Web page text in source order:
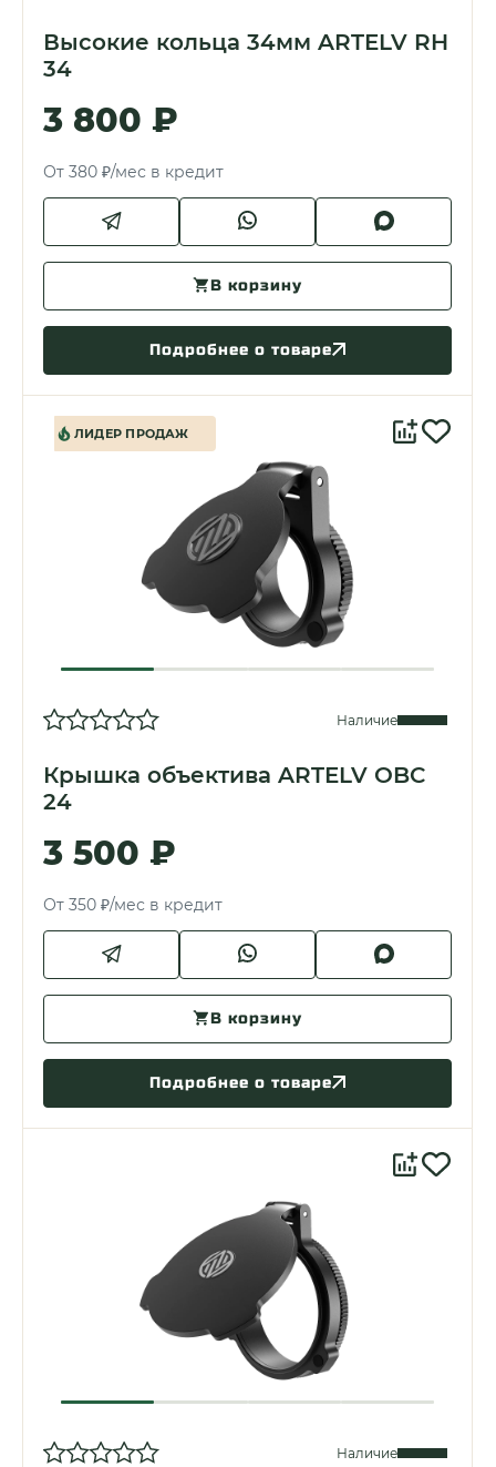
Высокие кольца 34мм ARTELV RH
34
3 800 ₽
От 380 ₽/мес в кредит
В корзину
Подробнее о товаре
ЛИДЕР ПРОДАЖ
Наличие
Крышка объектива ARTELV OBC
24
3 500 ₽
От 350 ₽/мес в кредит
В корзину
Подробнее о товаре
Наличие